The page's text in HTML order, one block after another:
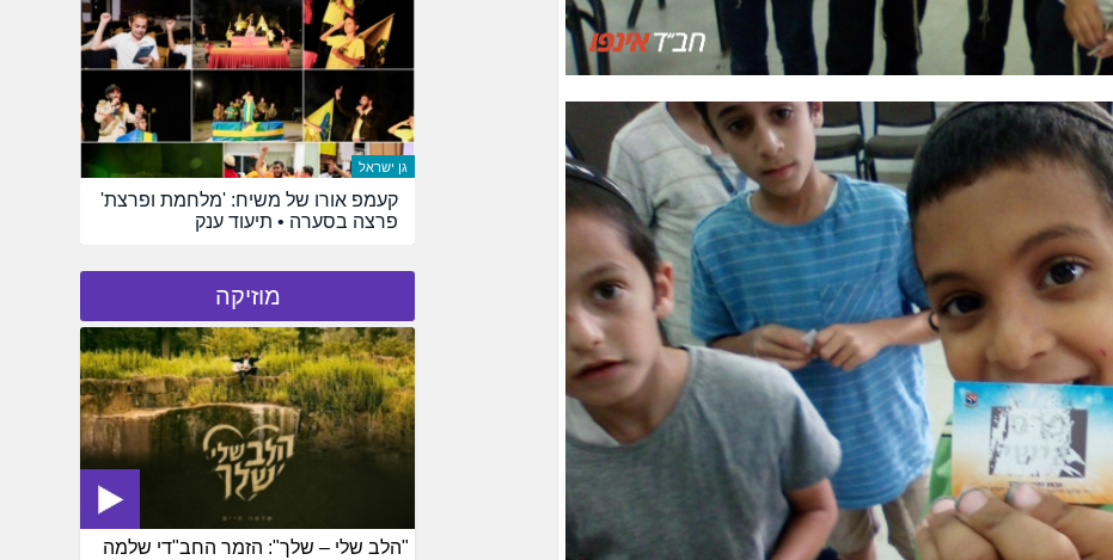
גן ישראל
קעמפ אורו של משיח: 'מלחמת ופרצת'
פרצה בסערה • תיעוד ענק
מוזיקה
"הלב שלי – שלך": הזמר החב"די שלמה